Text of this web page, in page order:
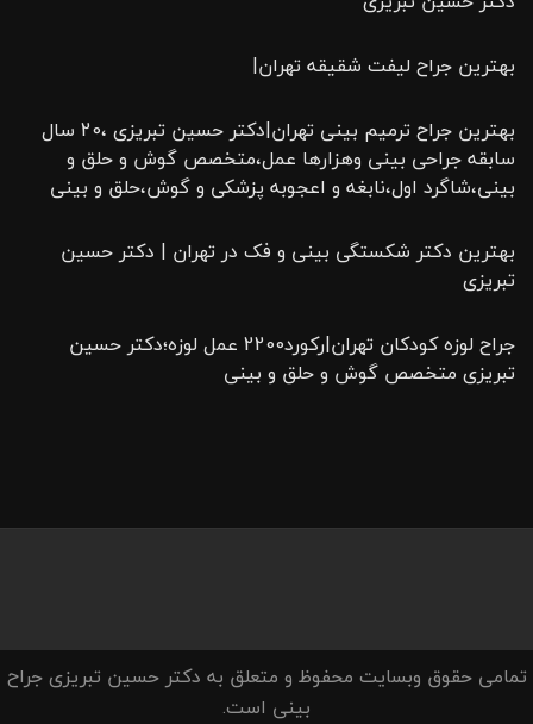
بهترین جراح لیفت شقیقه تهران|
بهترین جراح ترمیم بینی تهران|دکتر حسین تبریزی ،20 سال
سابقه جراحی بینی وهزارها عمل،متخصص گوش و حلق و
بینی،شاگرد اول،نابغه و اعجوبه پزشکی و گوش،حلق و بینی
بهترین دکتر شکستگی بینی و فک در تهران | دکتر حسین
تبریزی
جراح لوزه کودکان تهران|رکورد2200 عمل لوزه؛دکتر حسین
تبریزی متخصص گوش و حلق و بینی
تمامی حقوق وبسایت محفوظ و متعلق به دکتر حسین تبریزی جراح
بینی است.